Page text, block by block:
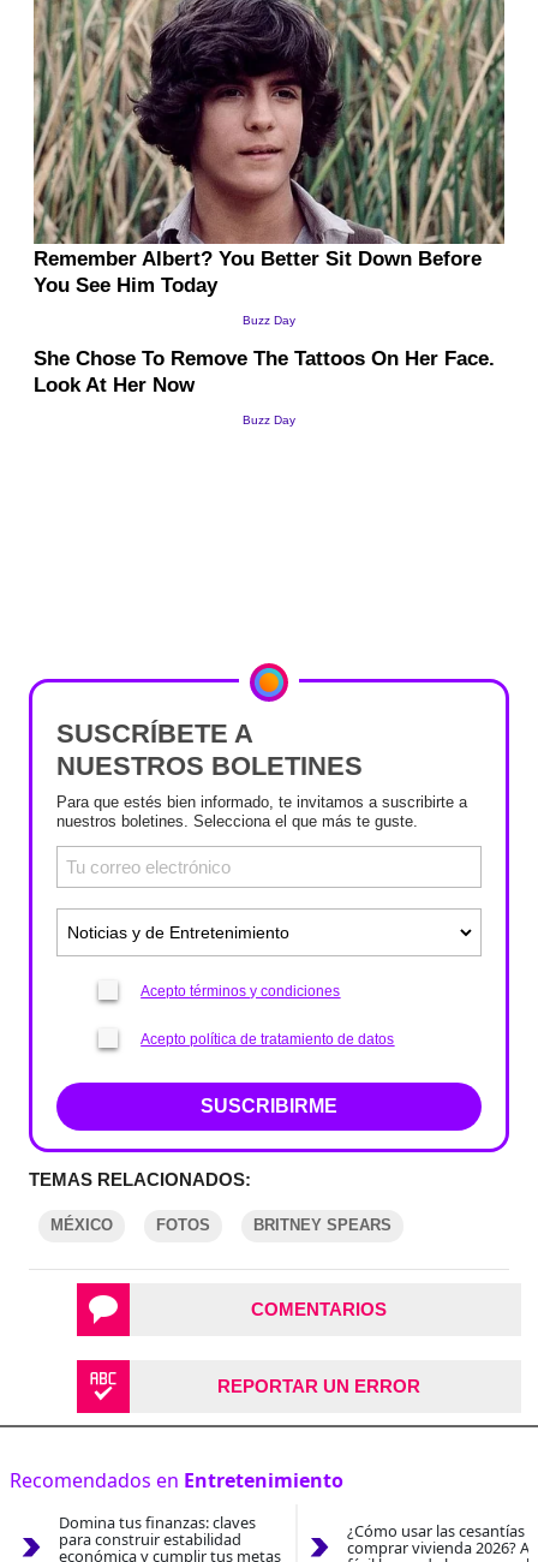
SUSCRÍBETE A
NUESTROS BOLETINES
Para que estés bien informado, te invitamos a suscribirte a
nuestros boletines. Selecciona el que más te guste.
Acepto términos y condiciones
Acepto política de tratamiento de datos
SUSCRIBIRME
TEMAS RELACIONADOS:
MÉXICO FOTOS BRITNEY SPEARS
COMENTARIOS
REPORTAR UN ERROR
Recomendados en Entretenimiento
Domina tus finanzas: claves
para construir estabilidad
económica y cumplir tus metas
¿Cómo usar las cesantías
comprar vivienda 2026?